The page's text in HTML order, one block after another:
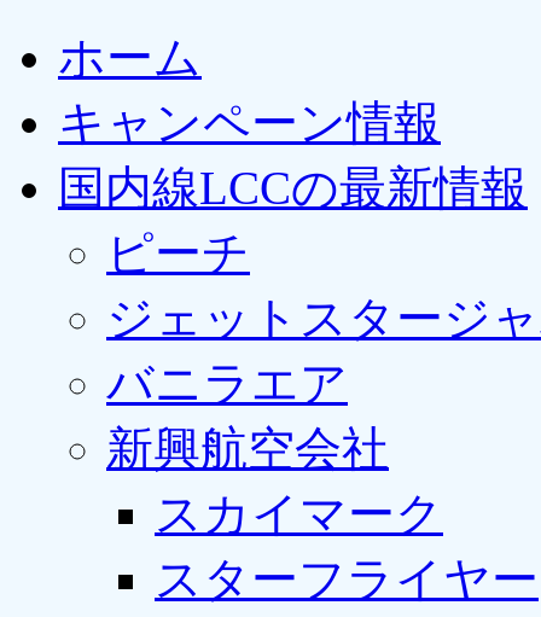
ホーム
キャンペーン情報
国内線LCCの最新情報
ピーチ
ジェットスタージ
バニラエア
新興航空会社
スカイマーク
スターフライヤー